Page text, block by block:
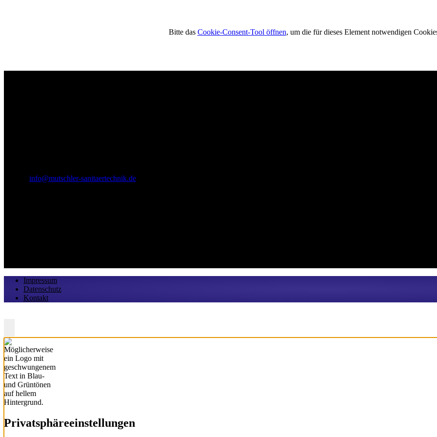
Bitte das Cookie-Consent-Tool öffnen, um die für dieses Element notwendigen
info@mutschler-sanitaertechnik.de
Impressum
Datenschutz
Kontakt
Privatsphäre­einstellungen